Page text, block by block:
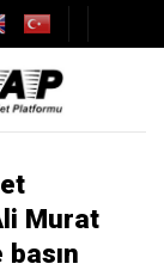
Murat